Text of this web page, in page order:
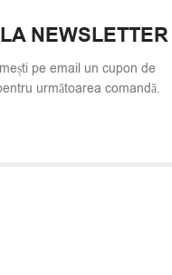
NEWSLETTER
pe email un cupon de
următoarea comandă.